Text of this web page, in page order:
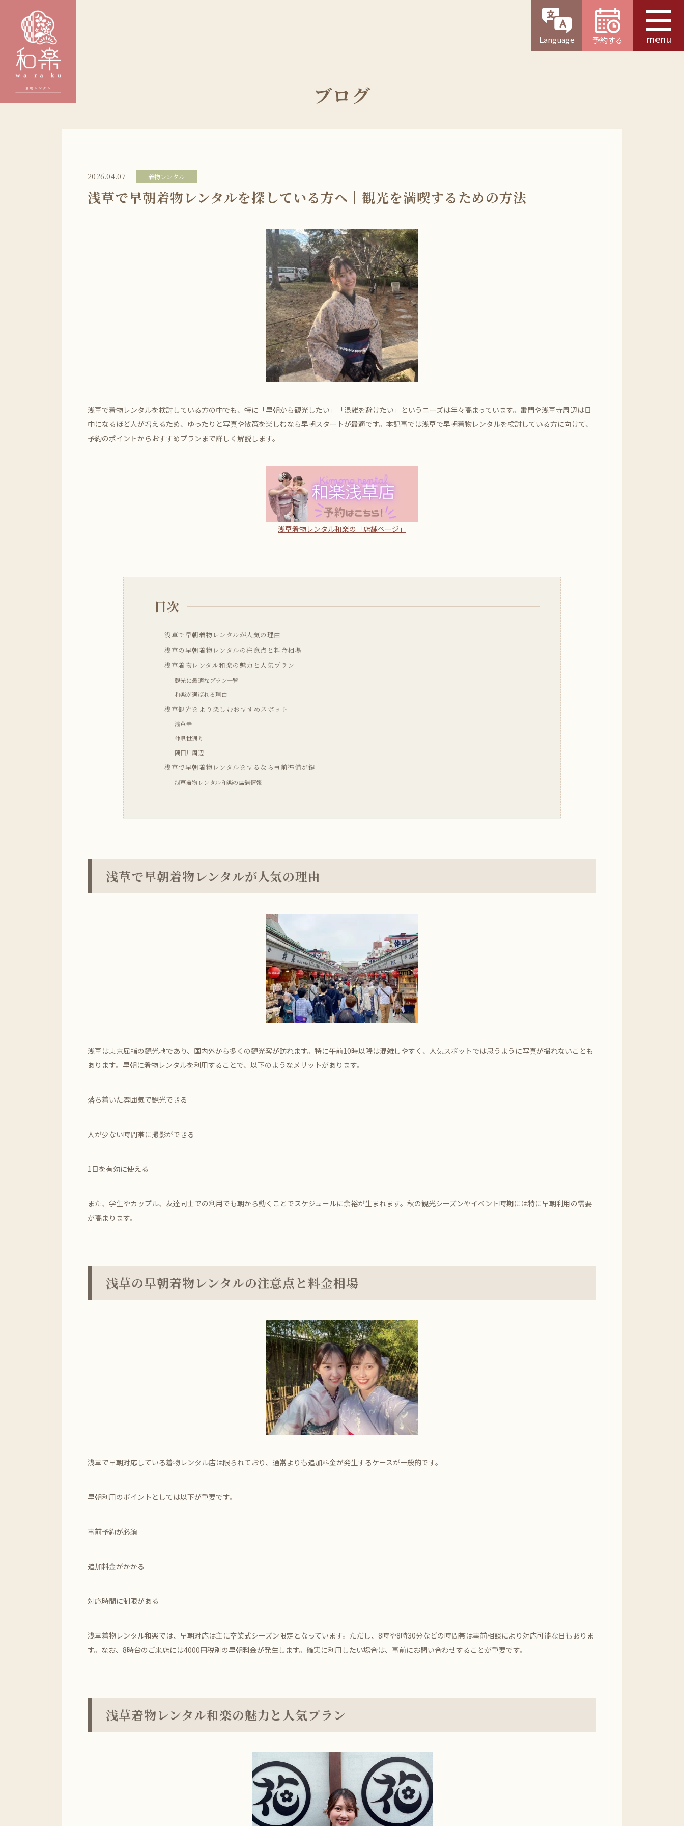
Language 予約する menu
ブログ
2026.04.07 着物レンタル
浅草で早朝着物レンタルを探している方へ｜観光を満喫するための方法
浅草で着物レンタルを検討している方の中でも、特に「早朝から観光したい」「混雑を避けたい」というニーズは年々高まっています。雷門や浅草寺周辺は日
中になるほど人が増えるため、ゆったりと写真や散策を楽しむなら早朝スタートが最適です。本記事では浅草で早朝着物レンタルを検討している方に向けて、
予約のポイントからおすすめプランまで詳しく解説します。
浅草着物レンタル和楽の「店舗ページ」
目次
浅草で早朝着物レンタルが人気の理由
浅草の早朝着物レンタルの注意点と料金相場
浅草着物レンタル和楽の魅力と人気プラン
観光に最適なプラン一覧
和楽が選ばれる理由
浅草観光をより楽しむおすすめスポット
浅草寺
仲見世通り
隅田川周辺
浅草で早朝着物レンタルをするなら事前準備が鍵
浅草着物レンタル和楽の店舗情報
浅草で早朝着物レンタルが人気の理由
浅草は東京屈指の観光地であり、国内外から多くの観光客が訪れます。特に午前10時以降は混雑しやすく、人気スポットでは思うように写真が撮れないことも
あります。早朝に着物レンタルを利用することで、以下のようなメリットがあります。
落ち着いた雰囲気で観光できる
人が少ない時間帯に撮影ができる
1日を有効に使える
また、学生やカップル、友達同士での利用でも朝から動くことでスケジュールに余裕が生まれます。秋の観光シーズンやイベント時期には特に早朝利用の需要
が高まります。
浅草の早朝着物レンタルの注意点と料金相場
浅草で早朝対応している着物レンタル店は限られており、通常よりも追加料金が発生するケースが一般的です。
早朝利用のポイントとしては以下が重要です。
事前予約が必須
追加料金がかかる
対応時間に制限がある
浅草着物レンタル和楽では、早朝対応は主に卒業式シーズン限定となっています。ただし、8時や8時30分などの時間帯は事前相談により対応可能な日もありま
す。なお、8時台のご来店には4000円税別の早朝料金が発生します。確実に利用したい場合は、事前にお問い合わせすることが重要です。
浅草着物レンタル和楽の魅力と人気プラン